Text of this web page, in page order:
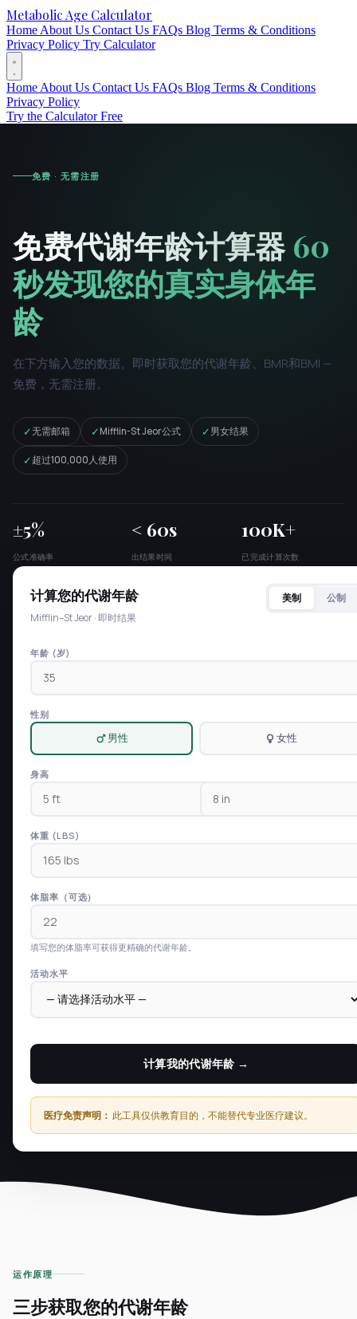
Metabolic Age Calculator
Home About Us Contact Us FAQs Blog Terms & Conditions
Privacy Policy Try Calculator
Home About Us Contact Us FAQs Blog Terms & Conditions
Privacy Policy
Try the Calculator Free
免费 · 无需注册
免费代谢年龄计算器60
秒发现您的真实身体年
龄
在下方输入您的数据。即时获取您的代谢年龄、BMR和BMI —
免费，无需注册。
✓无需邮箱 ✓ Mifflin-St Jeor公式 ✓ 男女结果
✓ 超过100,000人使用
±5%
公式准确率
< 60s
出结果时间
100K+
已完成计算次数
计算您的代谢年龄
Mifflin–St Jeor · 即时结果
美制 公制
年龄 (岁)
性别
男性 女性
身高
体重 (LBS)
体脂率（可选）
填写您的体脂率可获得更精确的代谢年龄。
活动水平
计算我的代谢年龄 →
医疗免责声明： 此工具仅供教育目的，不能替代专业医疗建议。
运作原理
三步获取您的代谢年龄